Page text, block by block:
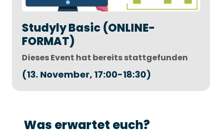
Studyly Basic (ONLINE-
FORMAT)
Dieses Event hat bereits stattgefunden
(13. November, 17:00-18:30)
Was erwartet euch?